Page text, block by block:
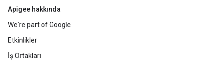
Apigee hakkında
We're part of Google
Etkinlikler
İş Ortakları